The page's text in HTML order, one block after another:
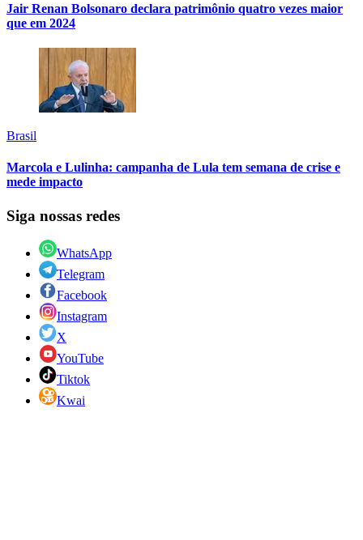
Jair Renan Bolsonaro declara patrimônio quatro vezes maior
que em 2024
Brasil
Marcola e Lulinha: campanha de Lula tem semana de crise e
mede impacto
Siga nossas redes
WhatsApp
Telegram
Facebook
Instagram
X
YouTube
Tiktok
Kwai